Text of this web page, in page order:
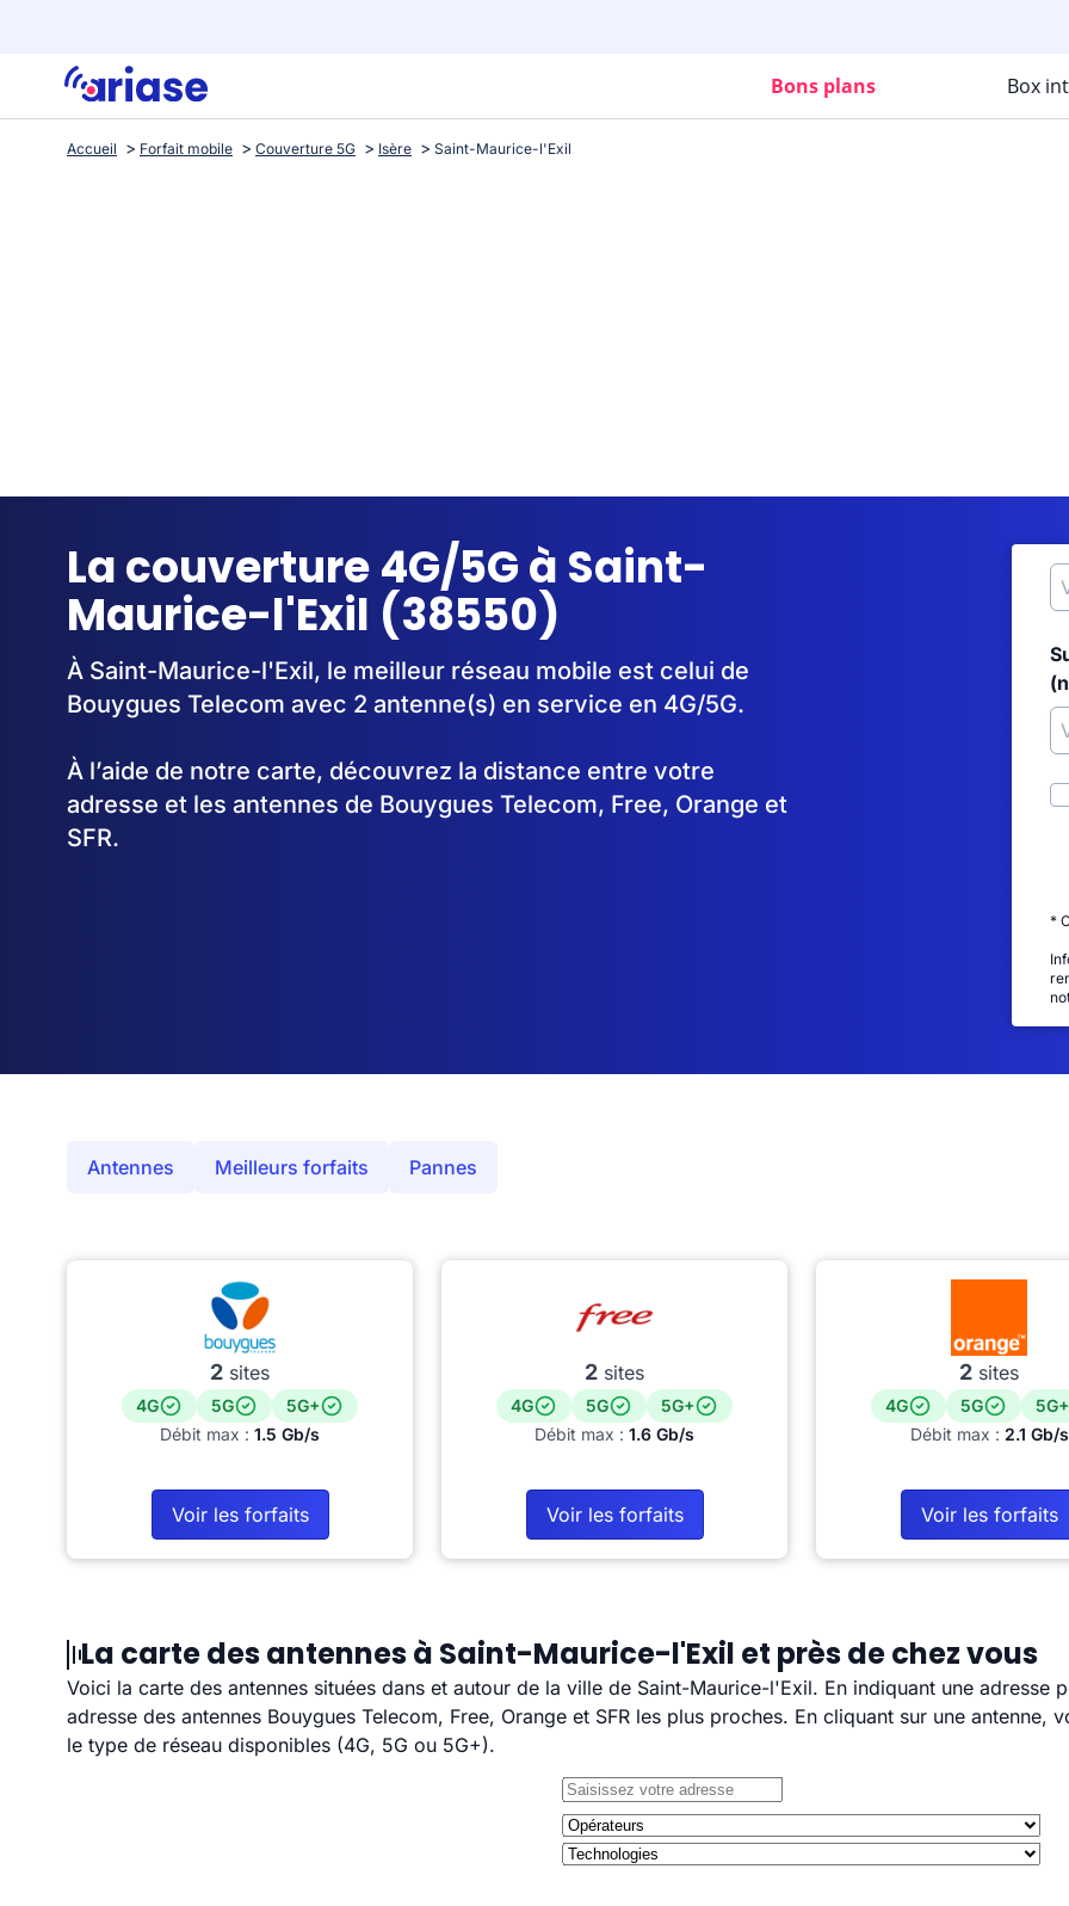
Bons plans Box
Accueil Forfait mobile Couverture 5G Isère Saint-Maurice-l'Exil
La couverture 4G/5G à Saint-
Maurice-l'Exil (38550)
À Saint-Maurice-l'Exil, le meilleur réseau mobile est celui de
Bouygues Telecom avec 2 antenne(s) en service en 4G/5G.
À l’aide de notre carte, découvrez la distance entre votre
adresse et les antennes de Bouygues Telecom, Free, Orange et
SFR.
*
Antennes Meilleurs forfaits Pannes
2 sites
4G 5G
5G+
Débit max : 1.5 Gb/s
Voir les forfaits
2 sites
4G 5G
5G+
Débit max : 1.6 Gb/s
Voir les forfaits
2 sites
4G 5G
5G+
Débit max : 2.1 Gb/s
Voir les forfaits
La carte des antennes à Saint-Maurice-l'Exil et près de chez vous
Voici la carte des antennes situées dans et autour de la ville de Saint-Maurice-l'Exil. En indiquant une
adresse des antennes Bouygues Telecom, Free, Orange et SFR les plus proches. En cliquant sur une
le type de réseau disponibles (4G, 5G ou 5G+).